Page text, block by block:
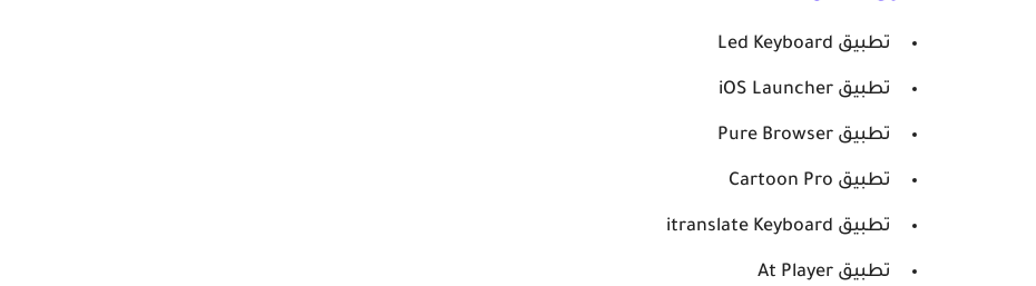
تطبيق Led Keyboard
تطبيق iOS Launcher
تطبيق Pure Browser
تطبيق Cartoon Pro
تطبيق itranslate Keyboard
تطبيق At Player